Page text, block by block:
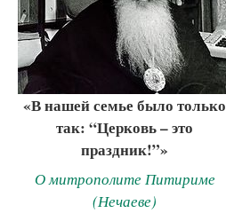
«В нашей семье было только
так: “Церковь – это
праздник!”»
О митрополите Питириме
(Нечаеве)